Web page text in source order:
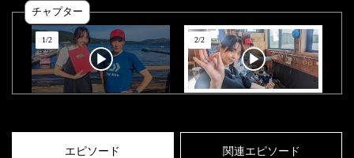
チャプター
1/2 2/2
エピソード 関連エピソード